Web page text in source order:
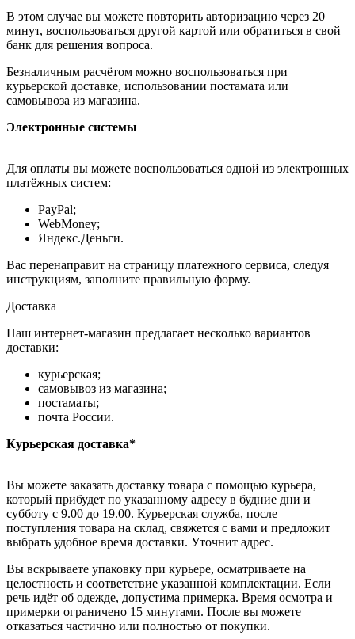
В этом случае вы можете повторить авторизацию через 20
минут, воспользоваться другой картой или обратиться в свой
банк для решения вопроса.
Безналичным расчётом можно воспользоваться при
курьерской доставке, использовании постамата или
самовывоза из магазина.
Электронные системы
Для оплаты вы можете воспользоваться одной из электронных
платёжных систем:
PayPal;
WebMoney;
Яндекс.Деньги.
Вас перенаправит на страницу платежного сервиса, следуя
инструкциям, заполните правильную форму.
Доставка
Наш интернет-магазин предлагает несколько вариантов
доставки:
курьерская;
самовывоз из магазина;
постаматы;
почта России.
Курьерская доставка*
Вы можете заказать доставку товара с помощью курьера,
который прибудет по указанному адресу в будние дни и
субботу с 9.00 до 19.00. Курьерская служба, после
поступления товара на склад, свяжется с вами и предложит
выбрать удобное время доставки. Уточнит адрес.
Вы вскрываете упаковку при курьере, осматриваете на
целостность и соответствие указанной комплектации. Если
речь идёт об одежде, допустима примерка. Время осмотра и
примерки ограничено 15 минутами. После вы можете
отказаться частично или полностью от покупки.